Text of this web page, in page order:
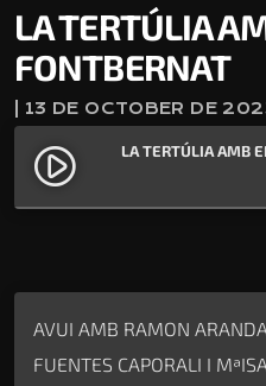
LA TERTÚLIA
FONTBERNAT
| 13 DE OCTOBER DE
play_circle_filled LA TERTÚLIA AMB
AVUI AMB RAMON
FUENTES CAPORALI I